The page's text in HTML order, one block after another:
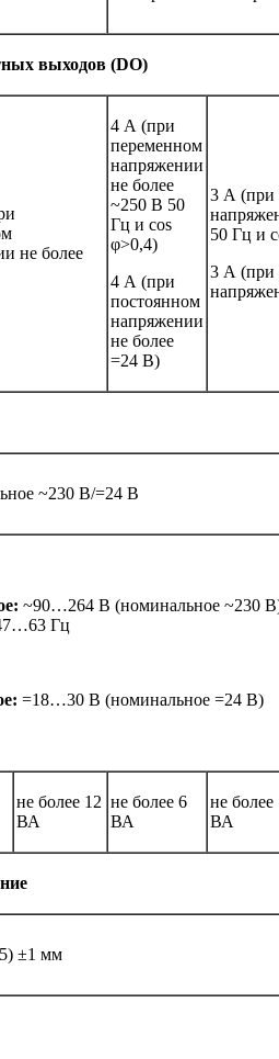
выходов (DO)
не более
4 А (при
переменном
напряжении
не более
~250 В 50
Гц и cos
φ>0,4)
4 А (при
постоянном
напряжении
не более
=24 В)
3 А (при
50 Гц и
3 А (при
~230 В/=24 В
~90…264 В (номинальное ~230
Гц
=18…30 В (номинальное =24 В)
не более 12
ВА
не более 6
ВА
не более
ВА
±1 мм